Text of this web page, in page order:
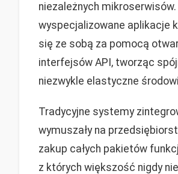
niezależnych mikroserwisów.
wyspecjalizowane aplikacje
się ze sobą za pomocą
interfejsów API, tworząc
niezwykle elastyczne
Tradycyjne systemy
wymuszały na
zakup całych pakietów
z których większość nigdy nie